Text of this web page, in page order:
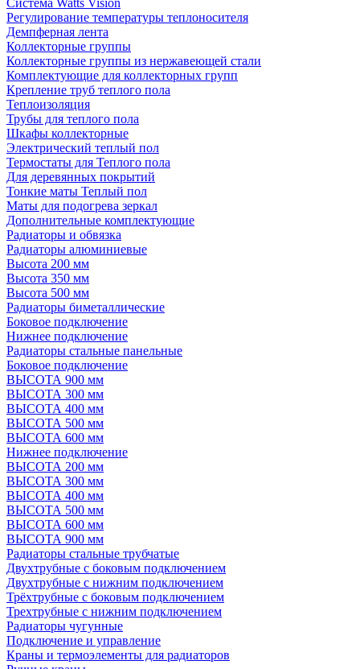
Регулирование температуры теплоносителя
Демпферная лента
Коллекторные группы
Коллекторные группы из нержавеющей стали
Комплектующие для коллекторных групп
Крепление труб теплого пола
Теплоизоляция
Трубы для теплого пола
Шкафы коллекторные
Электрический теплый пол
Термостаты для Теплого пола
Для деревянных покрытий
Тонкие маты Теплый пол
Маты для подогрева зеркал
Дополнительные комплектующие
Радиаторы и обвязка
Радиаторы алюминиевые
Высота 200 мм
Высота 350 мм
Высота 500 мм
Радиаторы биметаллические
Боковое подключение
Нижнее подключение
Радиаторы стальные панельные
Боковое подключение
ВЫСОТА 900 мм
ВЫСОТА 300 мм
ВЫСОТА 400 мм
ВЫСОТА 500 мм
ВЫСОТА 600 мм
Нижнее подключение
ВЫСОТА 200 мм
ВЫСОТА 300 мм
ВЫСОТА 400 мм
ВЫСОТА 500 мм
ВЫСОТА 600 мм
ВЫСОТА 900 мм
Радиаторы стальные трубчатые
Двухтрубные с боковым подключением
Двухтрубные с нижним подключением
Трёхтрубные с боковым подключением
Трехтрубные с нижним подключением
Радиаторы чугунные
Подключение и управление
Краны и термоэлементы для радиаторов